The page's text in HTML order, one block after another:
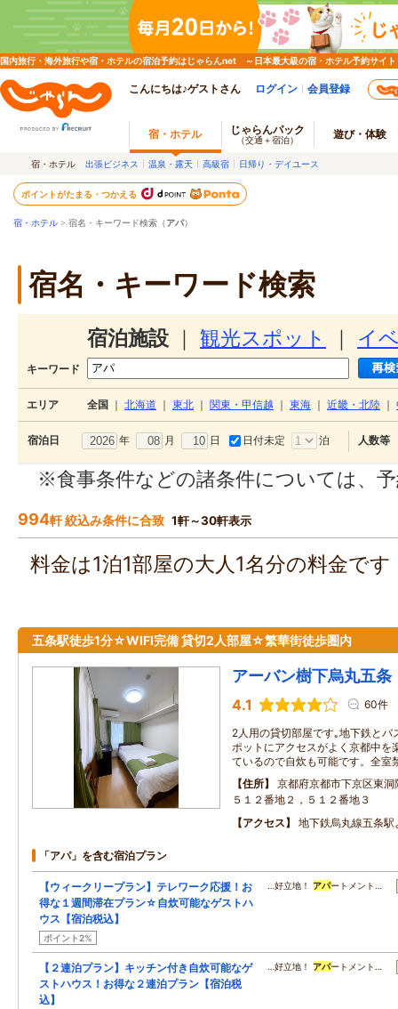
国内旅行・海外旅行や宿・ホテルの宿泊予約はじゃらんnet ～日本最大級の宿・ホテル予約サイト
こんにちは♪ゲストさん ログイン 会員登録
宿・ホテル じゃらんパック
（交通＋宿泊） 遊び・体験
宿・ホテル 出張ビジネス 温泉・露天 高級宿 日帰り・デイユース
ポイントがたまる・つかえる
宿・ホテル > 宿名・キーワード検索（アパ）
宿名・キーワード検索
宿泊施設 観光スポット イ
キーワード
エリア 全国 北海道 東北 関東・甲信越 東海 近畿・北陸
宿泊日 年 月 日 日付未定 泊 人数等
※食事条件などの諸条件については、
994軒 絞込み条件に合致 1軒～30軒表示
料金は1泊1部屋の大人1名分の料金で
五条駅徒歩1分☆WIFI完備 貸切2人部屋☆繁華街徒歩圏内
アーバン樹下烏丸五条
4.1 60件
2人用の貸切部屋です｡地下鉄とバ
ポットにアクセスがよく京都中を
ているので自炊も可能です。全室
住所
京都府京都市下京区東
５１２番地２，５１２番地３
アクセス
地下鉄烏丸線五条駅
「アパ」を含む宿泊プラン
【ウィークリープラン】テレワーク応援！お
得な１週間滞在プラン☆自炊可能なゲストハ
ウス【宿泊税込】
ポイント2%
…好立地！ アパートメント…
【２連泊プラン】キッチン付き自炊可能なゲ
ストハウス！お得な２連泊プラン【宿泊税
込】
…好立地！ アパートメント…